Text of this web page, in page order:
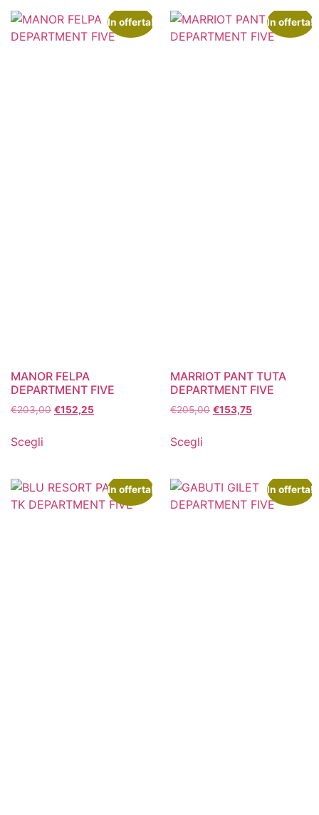
In offerta!
MANOR FELPA
DEPARTMENT FIVE
€203,00 €152,25
Scegli
In offerta!
MARRIOT PANT TUTA
DEPARTMENT FIVE
€205,00 €153,75
Scegli
In offerta! In offerta!